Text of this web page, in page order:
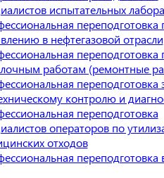
испытательных
переподготовка
в нефтегазовой отрасли
переподготовка
работам (ремонтные
переподготовка
контролю и
переподготовка
операторов по
отходов
переподготовка